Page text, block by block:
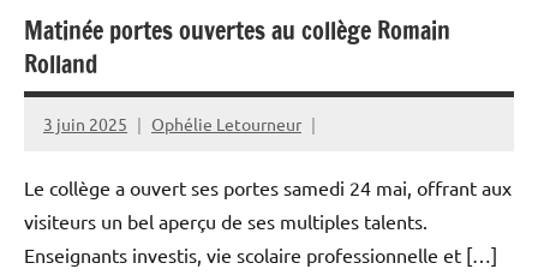
Matinée portes ouvertes au collège Romain
Rolland
3 juin 2025 Ophélie Letourneur
Le collège a ouvert ses portes samedi 24 mai, offrant aux
visiteurs un bel aperçu de ses multiples talents.
Enseignants investis, vie scolaire professionnelle et […]